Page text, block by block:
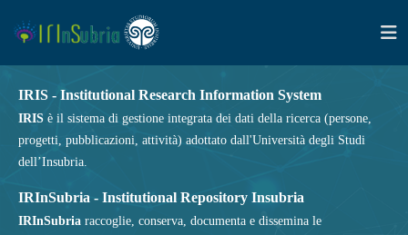
IRIS - Institutional Research Information System
IRIS è il sistema di gestione integrata dei dati della ricerca (persone,
progetti, pubblicazioni, attività) adottato dall'Università degli Studi
dell’Insubria.
IRInSubria - Institutional Repository Insubria
IRInSubria raccoglie, conserva, documenta e dissemina le